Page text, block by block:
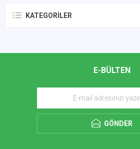
KATEGORILER
E-BÜLTEN
GÖNDER